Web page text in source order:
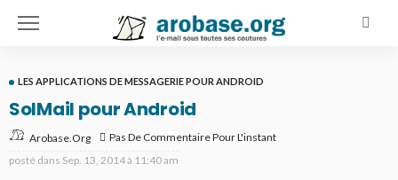
LES APPLICATIONS DE MESSAGERIE POUR ANDROID
SolMail pour Android
Arobase.org
Pas De Commentaire Pour L'instant
posté dans Sep. 13, 2014 à 11:40 am